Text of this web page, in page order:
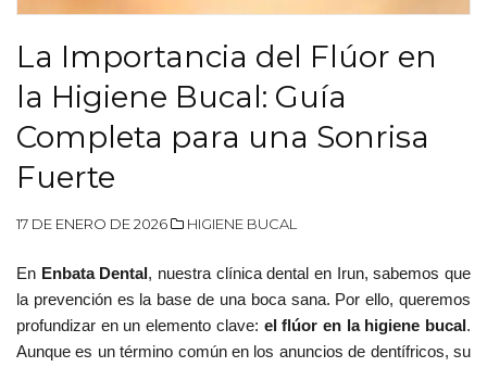
La Importancia del Flúor en
la Higiene Bucal: Guía
Completa para una Sonrisa
Fuerte
17 DE ENERO DE 2026 HIGIENE BUCAL
En Enbata Dental , nuestra clínica dental en Irun, sabemos que
la prevención es la base de una boca sana. Por ello, queremos
profundizar en un elemento clave: el flúor en la higiene bucal .
Aunque es un término común en los anuncios de dentífricos, su